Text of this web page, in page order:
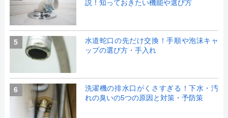
説！知っておきたい機能や選び方
5
水道蛇口の先だけ交換！手順や泡沫キャ
ップの選び方・手入れ
6
洗濯機の排水口がくさすぎる！下水・汚
れの臭いの5つの原因と対策・予防策